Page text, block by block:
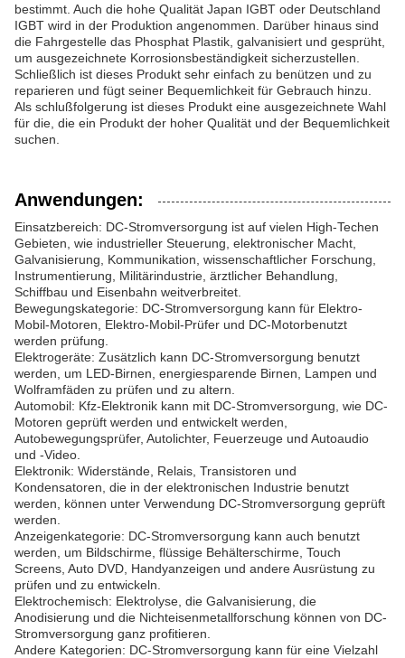
bestimmt. Auch die hohe Qualität Japan IGBT oder Deutschland
IGBT wird in der Produktion angenommen. Darüber hinaus sind
die Fahrgestelle das Phosphat Plastik, galvanisiert und gesprüht,
um ausgezeichnete Korrosionsbeständigkeit sicherzustellen.
Schließlich ist dieses Produkt sehr einfach zu benützen und zu
reparieren und fügt seiner Bequemlichkeit für Gebrauch hinzu.
Als schlußfolgerung ist dieses Produkt eine ausgezeichnete Wahl
für die, die ein Produkt der hoher Qualität und der Bequemlichkeit
suchen.
Anwendungen:
Einsatzbereich: DC-Stromversorgung ist auf vielen High-Techen
Gebieten, wie industrieller Steuerung, elektronischer Macht,
Galvanisierung, Kommunikation, wissenschaftlicher Forschung,
Instrumentierung, Militärindustrie, ärztlicher Behandlung,
Schiffbau und Eisenbahn weitverbreitet.
Bewegungskategorie: DC-Stromversorgung kann für Elektro-
Mobil-Motoren, Elektro-Mobil-Prüfer und DC-Motorbenutzt
werden prüfung.
Elektrogeräte: Zusätzlich kann DC-Stromversorgung benutzt
werden, um LED-Birnen, energiesparende Birnen, Lampen und
Wolframfäden zu prüfen und zu altern.
Automobil: Kfz-Elektronik kann mit DC-Stromversorgung, wie DC-
Motoren geprüft werden und entwickelt werden,
Autobewegungsprüfer, Autolichter, Feuerzeuge und Autoaudio
und -Video.
Elektronik: Widerstände, Relais, Transistoren und
Kondensatoren, die in der elektronischen Industrie benutzt
werden, können unter Verwendung DC-Stromversorgung geprüft
werden.
Anzeigenkategorie: DC-Stromversorgung kann auch benutzt
werden, um Bildschirme, flüssige Behälterschirme, Touch
Screens, Auto DVD, Handyanzeigen und andere Ausrüstung zu
prüfen und zu entwickeln.
Elektrochemisch: Elektrolyse, die Galvanisierung, die
Anodisierung und die Nichteisenmetallforschung können von DC-
Stromversorgung ganz profitieren.
Andere Kategorien: DC-Stromversorgung kann für eine Vielzahl